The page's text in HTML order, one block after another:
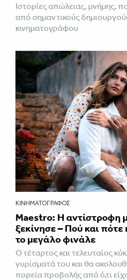
Ιστορίες απώλειας, μνήμης,
από σημαντικούς
κινηματογράφου
ΚΙΝΗΜΑΤΟΓΡΆΦΟΣ
Maestro: Η αντίστροφη
ξεκίνησε – Πού και πότε
το μεγάλο φινάλε
Ο τέταρτος και τελευταίος
γυρίσματά του και θα
πορεία προβολής από ό,τι